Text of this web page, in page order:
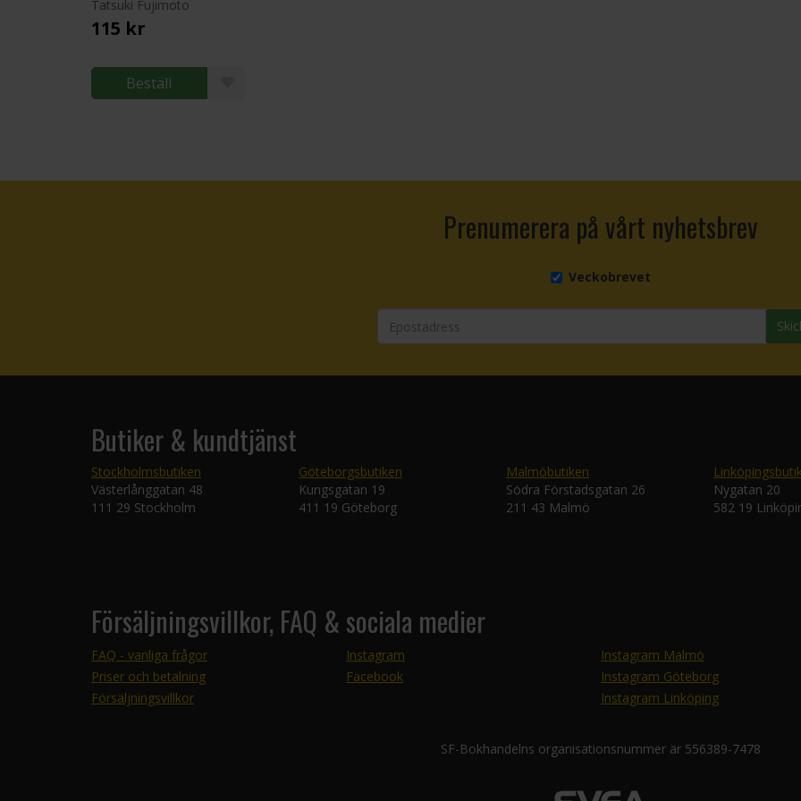
Tatsuki Fujimoto
115 kr
Beställ
Prenumerera på vårt nyhetsbrev
Veckobrevet
Butiker & kundtjänst
Stockholmsbutiken
Västerlånggatan 48
111 29 Stockholm
Göteborgsbutiken
Kungsgatan 19
411 19 Göteborg
Malmöbutiken
Södra Förstadsgatan 26
211 43 Malmö
Nygatan 20
582 19
Försäljningsvillkor, FAQ & sociala medier
FAQ - vanliga frågor
Priser och betalning
Försäljningsvillkor
Instagram
Facebook
Instagram Malmö
Instagram Göteborg
Instagram Linköping
SF-Bokhandelns organisationsnummer är 556389-7478